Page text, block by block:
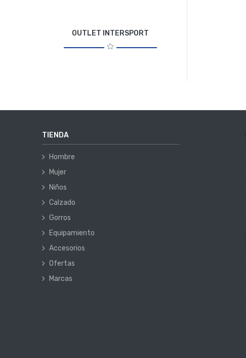
OUTLET INTERSPORT
TIENDA
Hombre
Mujer
Niños
Calzado
Gorros
Equipamiento
Accesorios
Ofertas
Marcas